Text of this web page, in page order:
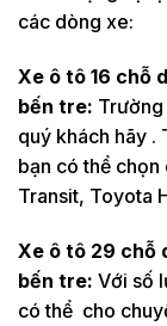
các dòng xe:
Xe ô tô 16 chỗ
bến tre:
quý khách hãy .
bạn có thể
Transit, Toyota
Xe ô tô 29 chỗ
bến tre: Với số
có thể cho